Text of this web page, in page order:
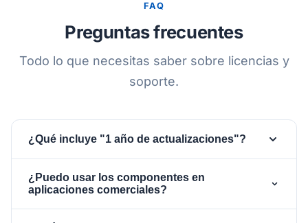
FAQ
Preguntas frecuentes
Todo lo que necesitas saber sobre licencias y
soporte.
¿Qué incluye "1 año de actualizaciones"?
nuevas funciones y correcciones de errores
¿Puedo usar los componentes en
aplicaciones comerciales?